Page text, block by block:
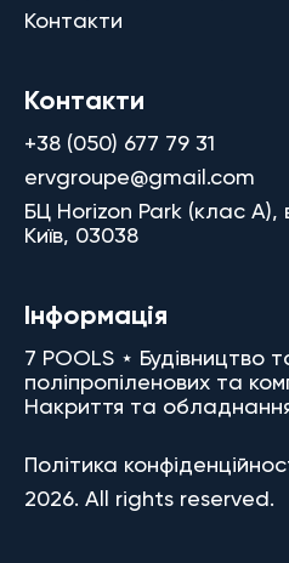
Контакти
Контакти
+38 (050) 677 79 31
ervgroupe@gmail.com
БЦ Horizon Park (клас A),
Київ, 03038
Інформація
7 POOLS ⋆ Будівництво
поліпропіленових та
Накриття та
Політика
2026. All rights reserved.